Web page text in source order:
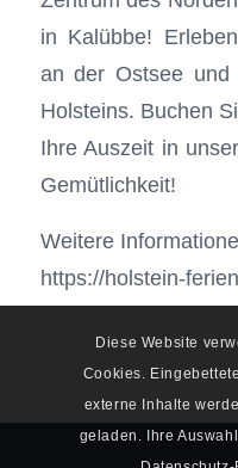
in Kalübbe!
an der Ostsee und
Holsteins. Buchen
Ihre Auszeit in
Gemütlichkeit!
Weitere
https://holstein-
Diese Website
Cookies.
externe Inhalte
geladen. Ihre